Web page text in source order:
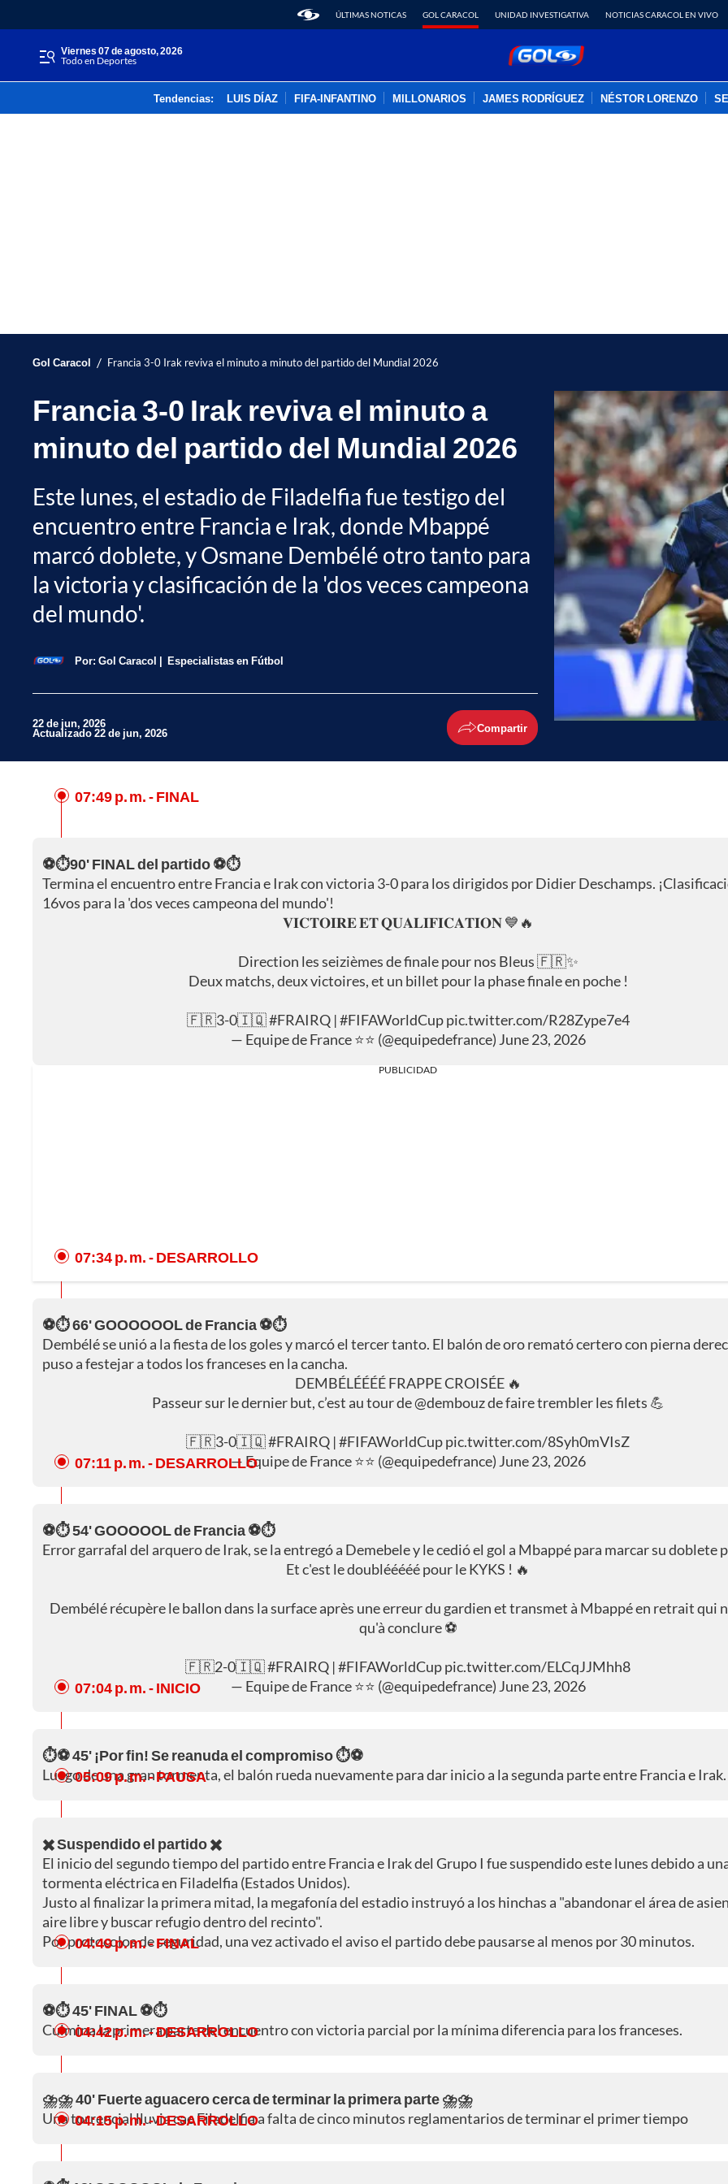
ÚLTIMAS NOTICAS GOL CARACOL UNIDAD INVESTIGATIVA NOTICIAS CARACOL EN VIVO
viernes 07 de agosto, 2026
Todo en Deportes
Tendencias: LUIS DÍAZ FIFA-INFANTINO MILLONARIOS JAMES RODRÍGUEZ NÉSTOR LORENZO
Gol Caracol / Francia 3-0 Irak reviva el minuto a minuto del partido del Mundial 2026
Francia 3-0 Irak reviva el minuto a
minuto del partido del Mundial 2026
Este lunes, el estadio de Filadelfia fue testigo del
encuentro entre Francia e Irak, donde Mbappé
marcó doblete, y Osmane Dembélé otro tanto para
la victoria y clasificación de la 'dos veces campeona
del mundo'.
Por: Gol Caracol Especialistas en Fútbol
22 de jun, 2026
Actualizado 22 de jun, 2026 Compartir
07:49 p. m.- FINAL
⚽⏱️90' FINAL del partido ⚽⏱️
Termina el encuentro entre Francia e Irak con victoria 3-0 para los dirigidos por Didier Deschamps.
16vos para la 'dos veces campeona del mundo'!
𝐕𝐈𝐂𝐓𝐎𝐈𝐑𝐄 𝐄𝐓 𝐐𝐔𝐀𝐋𝐈𝐅𝐈𝐂𝐀𝐓𝐈𝐎𝐍 💙🔥
Direction les seizièmes de finale pour nos Bleus 🇫🇷✨
Deux matchs, deux victoires, et un billet pour la phase finale en poche !
🇫🇷3-0🇮🇶#FRAIRQ|#FIFAWorldCup pic.twitter.com/R28Zype7e4
— Equipe de France ⭐⭐ (@equipedefrance) June 23, 2026
PUBLICIDAD
07:34 p. m.- DESARROLLO
⚽⏱️ 66' GOOOOOOL de Francia ⚽⏱️
Dembélé se unió a la fiesta de los goles y marcó el tercer tanto. El balón de oro remató certero con pierna
puso a festejar a todos los franceses en la cancha.
DEMBÉLÉÉÉÉ FRAPPE CROISÉE 🔥
Passeur sur le dernier but, c’est au tour de@dembouzde faire trembler les filets 💪
🇫🇷3-0🇮🇶#FRAIRQ |#FIFAWorldCuppic.twitter.com/8Syh0mVIsZ
— Equipe de France ⭐⭐ (@equipedefrance) June 23, 2026
07:11 p. m.- DESARROLLO
⚽⏱️ 54' GOOOOOL de Francia ⚽⏱️
Error garrafal del arquero de Irak, se la entregó a Demebele y le cedió el gol a Mbappé para marcar su doblete
Et c'est le doublééééé pour le KYKS ! 🔥
Dembélé récupère le ballon dans la surface après une erreur du gardien et transmet à Mbappé en retrait qui
qu'à conclure ⚽️
🇫🇷2-0🇮🇶#FRAIRQ |#FIFAWorldCuppic.twitter.com/ELCqJJMhh8
— Equipe de France ⭐⭐ (@equipedefrance) June 23, 2026
07:04 p. m.- INICIO
⏱️⚽ 45' ¡Por fin! Se reanuda el compromiso ⏱️⚽
Luego de una gran tormenta, el balón rueda nuevamente para dar inicio a la segunda parte entre Francia e Irak.
05:09 p. m.- PAUSA
✖️ Suspendido el partido ✖️
El inicio del segundo tiempo del partido entre Francia e Irak del Grupo I fue suspendido este lunes debido a
tormenta eléctrica en Filadelfia (Estados Unidos).
Justo al finalizar la primera mitad, la megafonía del estadio instruyó a los hinchas a "abandonar el área de
aire libre y buscar refugio dentro del recinto".
Por protocolos de seguridad, una vez activado el aviso el partido debe pausarse al menos por 30 minutos.
04:49 p. m.- FINAL
⚽⏱️ 45' FINAL ⚽⏱️
Culmina la primera parte del encuentro con victoria parcial por la mínima diferencia para los franceses.
04:42 p. m.- DESARROLLO
⛈️⛈️ 40' Fuerte aguacero cerca de terminar la primera parte ⛈️⛈️
Una torrencial lluvia cae Filadelfia a falta de cinco minutos reglamentarios de terminar el primer tiempo
04:15 p. m.- DESARROLLO